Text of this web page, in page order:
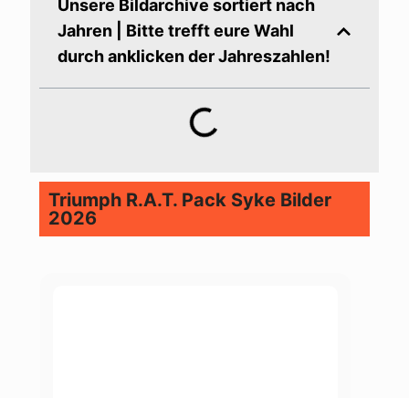
Unsere Bildarchive sortiert nach
Jahren | Bitte trefft eure Wahl
durch anklicken der Jahreszahlen!
Triumph R.A.T. Pack Syke Bilder
2026